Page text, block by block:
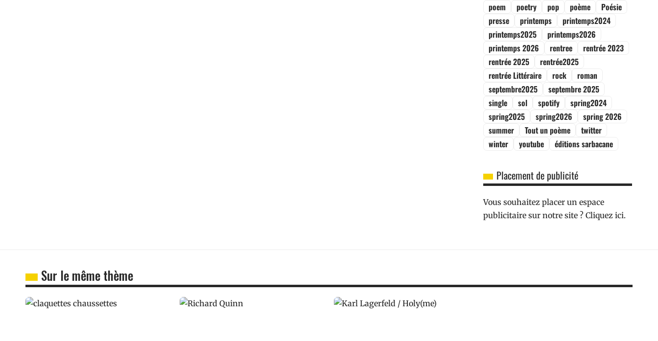
poem
poetry pop poème
Poésie
presse
printemps
printemps2024
printemps2025
printemps2026
printemps 2026
rentree
rentrée 2023
rentrée 2025
rentrée2025
rentrée Littéraire
rock
roman
septembre2025
septembre 2025
single
sol spotify
spring2024
spring2025
spring2026
spring 2026
summer
Tout un poème
twitter
winter
youtube éditions sarbacane
Placement de publicité
Vous souhaitez placer un espace
publicitaire sur notre site ? Cliquez ici.
Sur le même thème